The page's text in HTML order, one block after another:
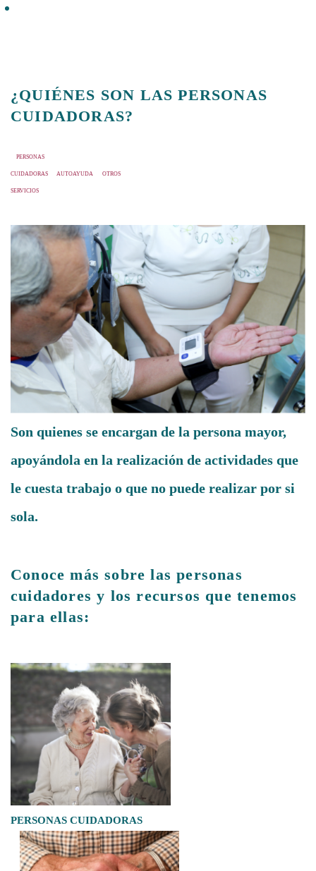
¿QUIÉNES SON LAS PERSONAS
CUIDADORAS?
PERSONAS
CUIDADORAS AUTOAYUDA OTROS
SERVICIOS
Son quienes se encargan de la persona mayor,
apoyándola en la realización de actividades que
le cuesta trabajo o que no puede realizar por si
sola.
Conoce más sobre las personas
cuidadores y los recursos que tenemos
para ellas:
PERSONAS CUIDADORAS